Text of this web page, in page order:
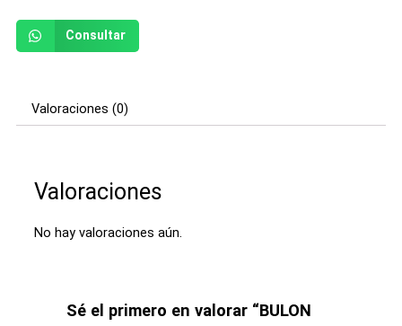
Consultar
Valoraciones (0)
Valoraciones
No hay valoraciones aún.
Sé el primero en valorar “BULON